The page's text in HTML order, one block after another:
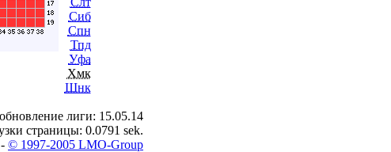
Сиб
Спн
Тпд
Уфа
Хмк
Шнк
лиги: 15.05.14
страницы: 0.0791 sek.
© 1997-2005 LMO-Group